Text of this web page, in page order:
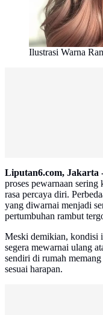
Ilustrasi Warna
Liputan6.com, Jakarta
proses pewarnaan
rasa percaya diri.
yang diwarnai menjadi
pertumbuhan rambut
Meski demikian, kondisi
segera mewarnai ulang
sendiri di rumah
sesuai harapan.